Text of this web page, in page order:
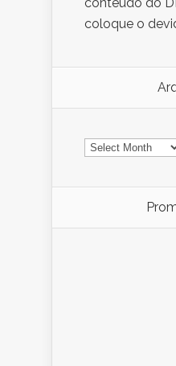
conteúdo do
coloque o
Arquivo